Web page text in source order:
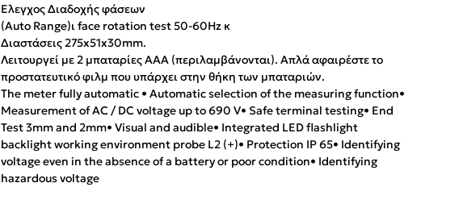
Ελεγχος Διαδοχής φάσεων
(Auto Range)ι face rotation test 50-60Hz κ
Διαστάσεις 275x51x30mm.
Λειτουργεί με 2 μπαταρίες AAA (περιλαμβάνονται). Απλά αφαιρέστε το
προστατευτικό φιλμ που υπάρχει στην θήκη των μπαταριών.
The meter fully automatic • Automatic selection of the measuring function•
Measurement of AC / DC voltage up to 690 V• Safe terminal testing• End
Test 3mm and 2mm• Visual and audible• Integrated LED flashlight
backlight working environment probe L2 (+)• Protection IP 65• Identifying
voltage even in the absence of a battery or poor condition• Identifying
hazardous voltage